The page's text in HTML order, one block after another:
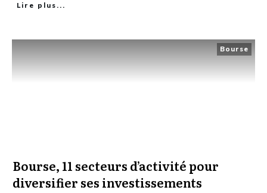
Lire plus...
Bourse
Bourse, 11 secteurs d’activité pour
diversifier ses investissements